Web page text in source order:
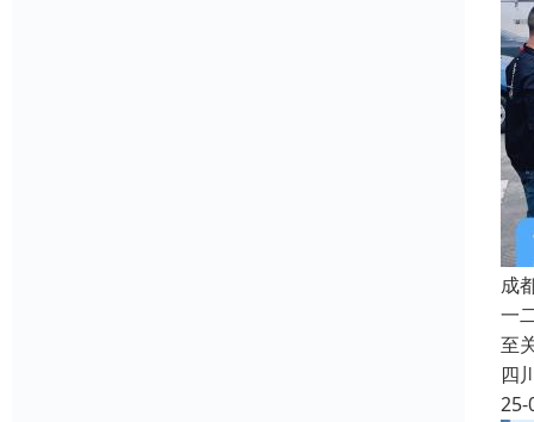
成
一
至
四
25-